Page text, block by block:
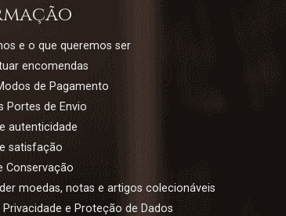
e o que queremos ser
encomendas
de Pagamento
Portes de Envio
autenticidade
satisfação
Conservação
moedas, notas e artigos colecionáveis
Privacidade e Proteção de Dados